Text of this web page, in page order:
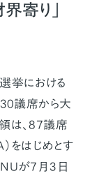
寄り」
挙における
議席から大
は、87議席
をはじめとす
が7月3日